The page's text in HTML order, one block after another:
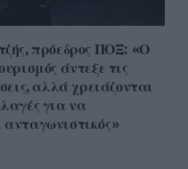
πρόεδρος ΠΟΞ: «Ο
άντεξε τις
αλλά χρειάζονται
για να